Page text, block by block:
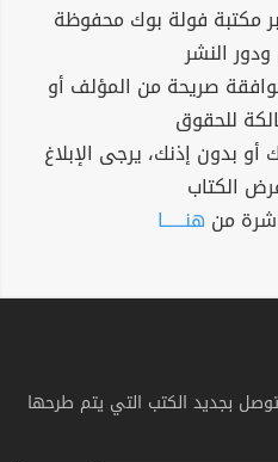
مكتبة فولة بوك محفوظة
النشر
صريحة من المؤلف أو
للحقوق
بدون إذنك، يرجى الإبلاغ
الكتاب
من هنــــــا
بجديد الكتب التي يتم طرحها